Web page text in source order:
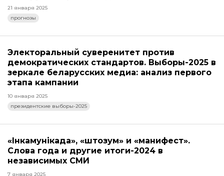
21 января 2025
прогнозы
Электоральный суверенитет против
демократических стандартов. Выборы-2025 в
зеркале беларусских медиа: анализ первого
этапа кампании
10 января 2025
президентские выборы-2025
«Інкамунікада», «штозум» и «манифест».
Слова года и другие итоги-2024 в
независимых СМИ
7 января 2025